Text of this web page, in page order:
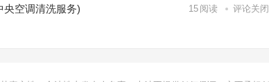
央空调清洗服务) 15 阅读 评论关闭